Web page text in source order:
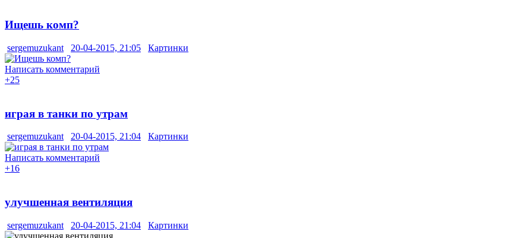
Ищешь комп?
sergemuzukant 20-04-2015, 21:05 Картинки
Написать комментарий
+25
играя в танки по утрам
sergemuzukant 20-04-2015, 21:04 Картинки
Написать комментарий
+16
улучшенная вентиляция
sergemuzukant 20-04-2015, 21:04 Картинки